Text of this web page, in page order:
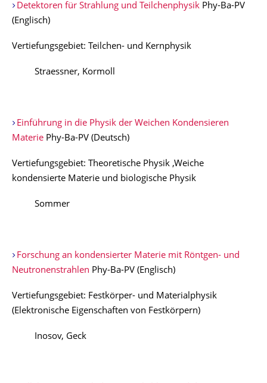
Detektoren für Strahlung und Teilchenphysik Phy-Ba-PV
(Englisch)
Vertiefungsgebiet: Teilchen- und Kernphysik
Straessner, Kormoll
Einführung in die Physik der Weichen Kondensieren
Materie Phy-Ba-PV (Deutsch)
Vertiefungsgebiet: Theoretische Physik ,Weiche
kondensierte Materie und biologische Physik
Sommer
Forschung an kondensierter Materie mit Röntgen- und
Neutronenstrahlen Phy-Ba-PV (Englisch)
Vertiefungsgebiet: Festkörper- und Materialphysik
(Elektronische Eigenschaften von Festkörpern)
Inosov, Geck